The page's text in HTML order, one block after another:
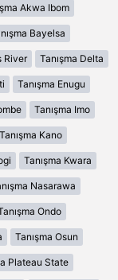
Akwa Ibom
Bayelsa
River Tanışma Delta
Tanışma Enugu
Tanışma Imo
Tanışma Kano
Tanışma Kwara
Nasarawa
Ondo
Tanışma Osun
Plateau State